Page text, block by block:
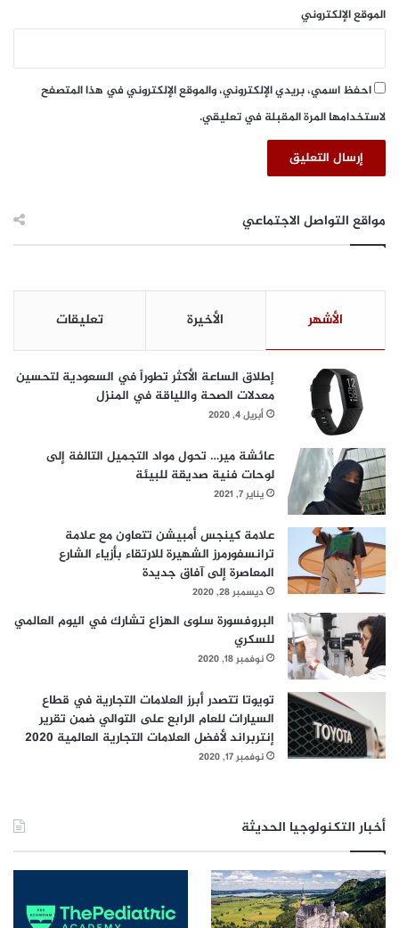
الموقع الإلكتروني
احفظ اسمي، بريدي الإلكتروني، والموقع الإلكتروني في هذا المتصفح
لاستخدامها المرة المقبلة في تعليقي.
مواقع التواصل الاجتماعي
الأشهر الأخيرة تعليقات
إطلاق الساعة الأكثر تطوراً في السعودية لتحسين
معدلات الصحة واللياقة في المنزل
أبريل 4, 2020
عائشة مير… تحول مواد التجميل التالفة إلى
لوحات فنية صديقة للبيئة
يناير 7, 2021
علامة كينجس أمبيشن تتعاون مع علامة
ترانسفورمرز الشهيرة للارتقاء بأزياء الشارع
المعاصرة إلى آفاق جديدة
ديسمبر 28, 2020
البروفسورة سلوى الهزاع تشارك في اليوم العالمي
للسكري
نوفمبر 18, 2020
تويوتا تتصدر أبرز العلامات التجارية في قطاع
السيارات للعام الرابع على التوالي ضمن تقرير
إنتربراند لأفضل العلامات التجارية العالمية 2020
نوفمبر 17, 2020
أخبار التكنولوجيا الحديثة